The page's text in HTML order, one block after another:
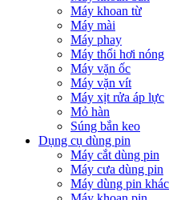
Máy khoan từ
Máy mài
Máy phay
Máy thổi hơi nóng
Máy vặn ốc
Máy vặn vít
Máy xịt rửa áp lực
Mỏ hàn
Súng bắn keo
Dụng cụ dùng pin
Máy cắt dùng pin
Máy cưa dùng pin
Máy dùng pin khác